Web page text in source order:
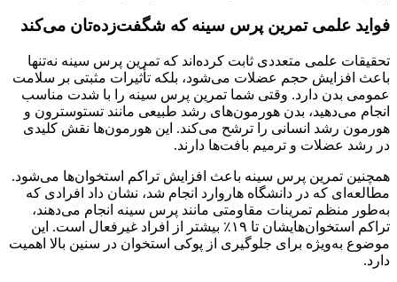
فواید علمی تمرین پرس سینه که شگفت‌زده‌تان می‌کند
تحقیقات علمی متعددی ثابت کرده‌اند که تمرین پرس سینه نه‌تنها
باعث افزایش حجم عضلات می‌شود، بلکه تأثیرات مثبتی بر سلامت
عمومی بدن دارد. وقتی شما تمرین پرس سینه را با شدت مناسب
انجام می‌دهید، بدن هورمون‌های رشد طبیعی مانند تستوسترون و
هورمون رشد انسانی را ترشح می‌کند. این هورمون‌ها نقش کلیدی
در رشد عضلات و ترمیم بافت‌ها دارند.
همچنین تمرین پرس سینه باعث افزایش تراکم استخوان‌ها می‌شود.
مطالعه‌ای که در دانشگاه هاروارد انجام شد، نشان داد افرادی که
به‌طور منظم تمرینات مقاومتی مانند پرس سینه انجام می‌دهند،
تراکم استخوان‌هایشان تا ۱۹٪ بیشتر از افراد غیرفعال است. این
موضوع به‌ویژه برای جلوگیری از پوکی استخوان در سنین بالا اهمیت
دارد.